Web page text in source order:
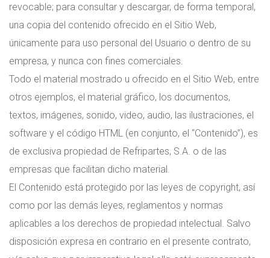
revocable; para consultar y descargar, de forma temporal,
una copia del contenido ofrecido en el Sitio Web,
únicamente para uso personal del Usuario o dentro de su
empresa, y nunca con fines comerciales.
Todo el material mostrado u ofrecido en el Sitio Web, entre
otros ejemplos, el material gráfico, los documentos,
textos, imágenes, sonido, video, audio, las ilustraciones, el
software y el código HTML (en conjunto, el “Contenido”), es
de exclusiva propiedad de Refripartes, S.A. o de las
empresas que facilitan dicho material.
El Contenido está protegido por las leyes de copyright, así
como por las demás leyes, reglamentos y normas
aplicables a los derechos de propiedad intelectual. Salvo
disposición expresa en contrario en el presente contrato,